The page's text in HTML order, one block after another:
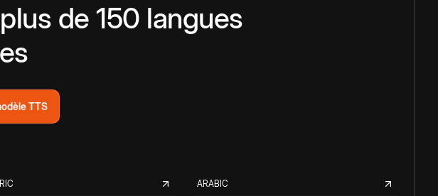
de 150 langues
TTS
ARABIC